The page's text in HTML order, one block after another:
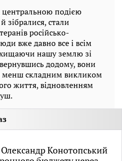
подією
зібралися, стали
російсько-
вже давно все і всім
нашу землю зі
додому, вони
менш складним викликом
життя, відновленням
Конотопський